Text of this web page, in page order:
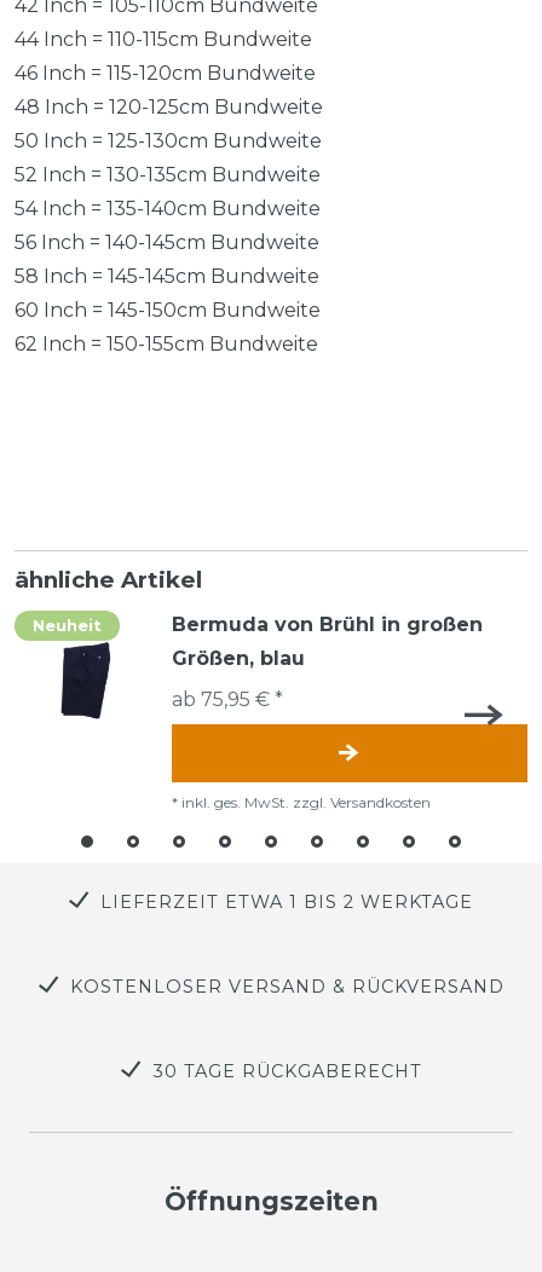
42 Inch = 105-110cm Bundweite
44 Inch = 110-115cm Bundweite
46 Inch = 115-120cm Bundweite
48 Inch = 120-125cm Bundweite
50 Inch = 125-130cm Bundweite
52 Inch = 130-135cm Bundweite
54 Inch = 135-140cm Bundweite
56 Inch = 140-145cm Bundweite
58 Inch = 145-145cm Bundweite
60 Inch = 145-150cm Bundweite
62 Inch = 150-155cm Bundweite
ähnliche Artikel
Neuheit
Bermuda von Brühl in großen
Größen, blau
ab 75,95 € *
* inkl. ges. MwSt. zzgl. Versandkosten
LIEFERZEIT ETWA 1 BIS 2 WERKTAGE
KOSTENLOSER VERSAND & RÜCKVERSAND
30 TAGE RÜCKGABERECHT
Öffnungszeiten